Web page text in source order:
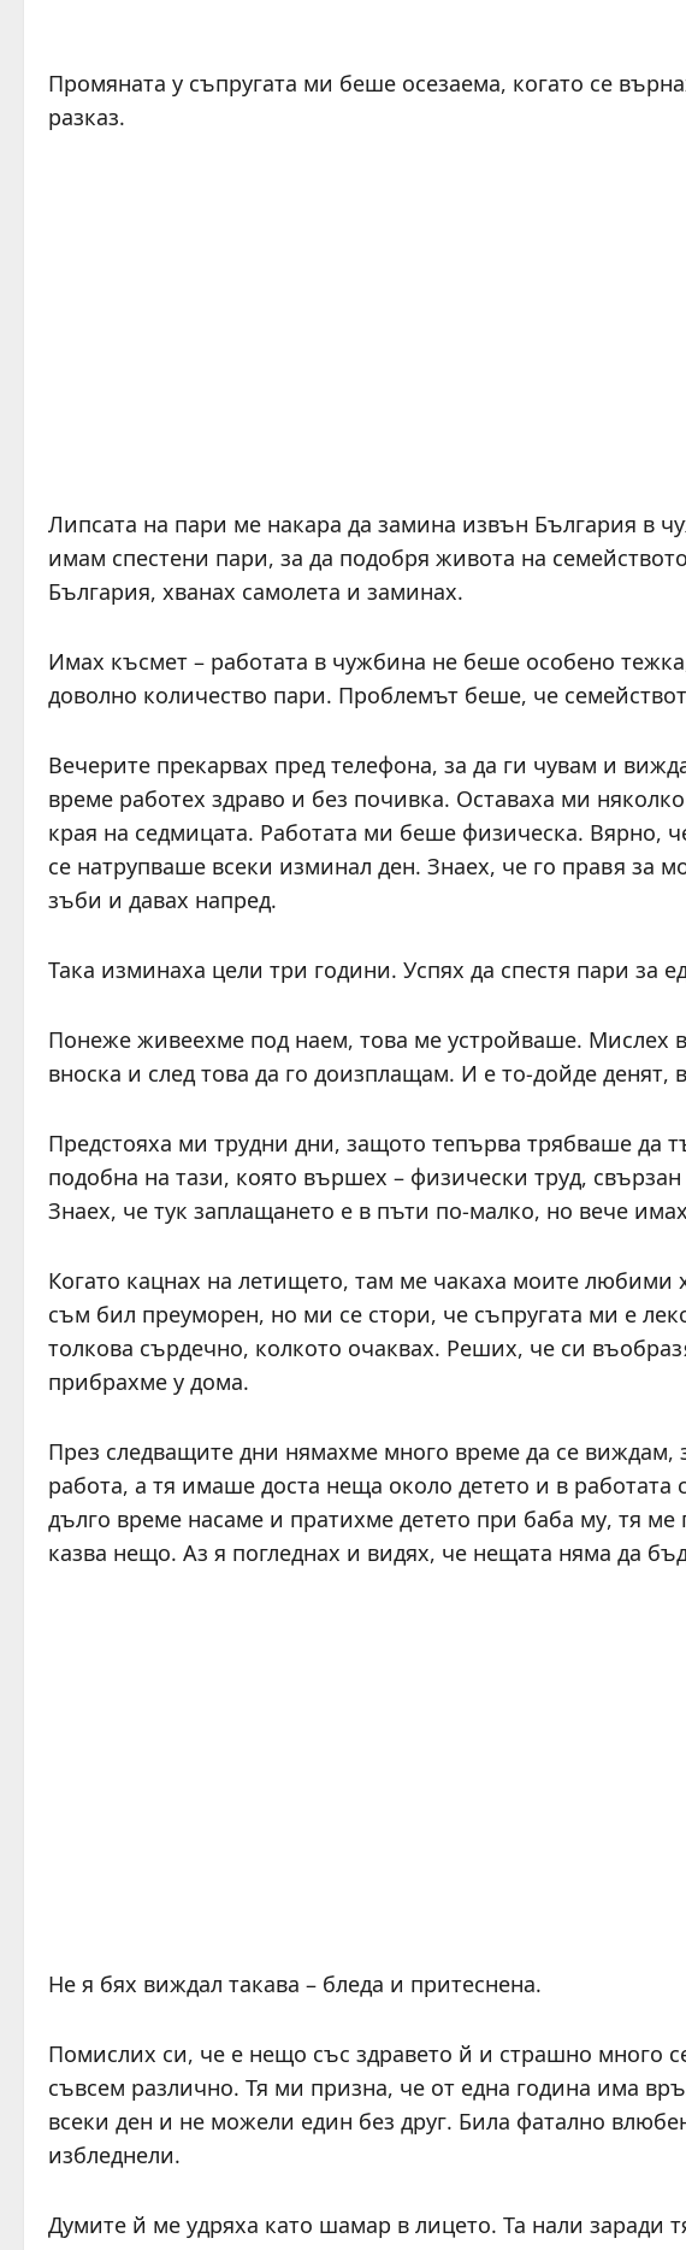
Промяната у съпругата ми беше осезаема, когато се
разказ.
Липсата на пари ме накара да замина извън България в
имам спестени пари, за да подобря живота на
България, хванах самолета и заминах.
Имах късмет – работата в чужбина не беше особено
доволно количество пари. Проблемът беше, че
Вечерите прекарвах пред телефона, за да ги чувам и
време работех здраво и без почивка. Оставаха ми
края на седмицата. Работата ми беше физическа. Вярно,
се натрупваше всеки изминал ден. Знаех, че го правя за
зъби и давах напред.
Така изминаха цели три години. Успях да спестя пари за
Понеже живеехме под наем, това ме устройваше. Мислех
вноска и след това да го доизплащам. И е то-дойде денят,
Предстояха ми трудни дни, защото тепърва трябваше да
подобна на тази, която вършех – физически труд,
Знаех, че тук заплащането е в пъти по-малко, но вече
Когато кацнах на летището, там ме чакаха моите
съм бил преуморен, но ми се стори, че съпругата ми е
толкова сърдечно, колкото очаквах. Реших, че си
прибрахме у дома.
През следващите дни нямахме много време да се виждам,
работа, а тя имаше доста неща около детето и в работата
дълго време насаме и пратихме детето при баба му, тя ме
казва нещо. Аз я погледнах и видях, че нещата няма да
Не я бях виждал такава – бледа и притеснена.
Помислих си, че е нещо със здравето й и страшно много
съвсем различно. Тя ми призна, че от една година има
всеки ден и не можели един без друг. Била фатално
избледнели.
Думите й ме удряха като шамар в лицето. Та нали заради